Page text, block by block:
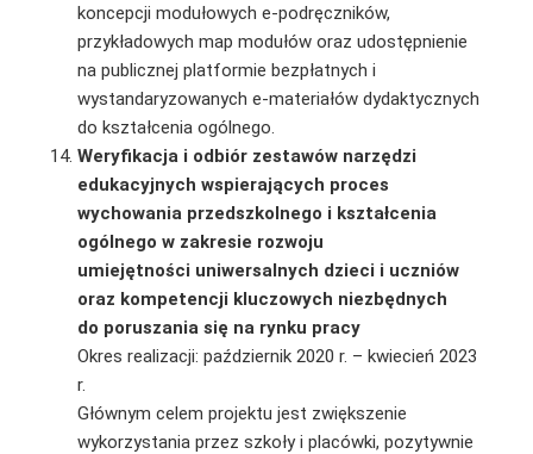
koncepcji modułowych e‑podręczników,
przykładowych map modułów oraz udostępnienie
na publicznej platformie bezpłatnych i
wystandaryzowanych e-materiałów dydaktycznych
do kształcenia ogólnego.
Weryfikacja i odbiór zestawów narzędzi
edukacyjnych wspierających proces
wychowania przedszkolnego i kształcenia
ogólnego w zakresie rozwoju
umiejętności uniwersalnych dzieci i uczniów
oraz kompetencji kluczowych niezbędnych
do poruszania się na rynku pracy
Okres realizacji: październik 2020 r. – kwiecień 2023
r.
Głównym celem projektu jest zwiększenie
wykorzystania przez szkoły i placówki, pozytywnie